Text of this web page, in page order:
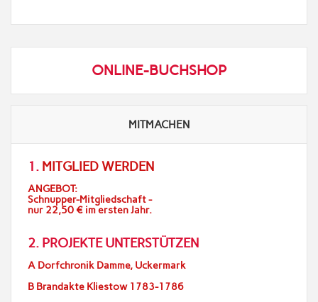
ONLINE-BUCHSHOP
MITMACHEN
1. MITGLIED WERDEN
ANGEBOT:
Schnupper-Mitgliedschaft -
nur 22,50 € im ersten Jahr.
2. PROJEKTE UNTERSTÜTZEN
A Dorfchronik Damme, Uckermark
B Brandakte Kliestow 1783-1786